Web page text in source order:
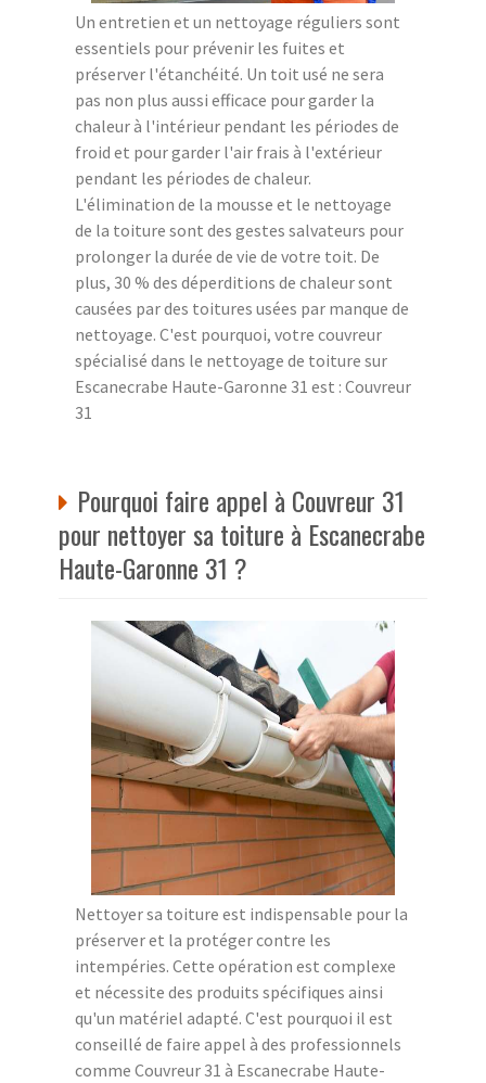
Un entretien et un nettoyage réguliers sont
essentiels pour prévenir les fuites et
préserver l'étanchéité. Un toit usé ne sera
pas non plus aussi efficace pour garder la
chaleur à l'intérieur pendant les périodes de
froid et pour garder l'air frais à l'extérieur
pendant les périodes de chaleur.
L'élimination de la mousse et le nettoyage
de la toiture sont des gestes salvateurs pour
prolonger la durée de vie de votre toit. De
plus, 30 % des déperditions de chaleur sont
causées par des toitures usées par manque de
nettoyage. C'est pourquoi, votre couvreur
spécialisé dans le nettoyage de toiture sur
Escanecrabe Haute-Garonne 31 est : Couvreur
31
Pourquoi faire appel à Couvreur 31
pour nettoyer sa toiture à Escanecrabe
Haute-Garonne 31 ?
Nettoyer sa toiture est indispensable pour la
préserver et la protéger contre les
intempéries. Cette opération est complexe
et nécessite des produits spécifiques ainsi
qu'un matériel adapté. C'est pourquoi il est
conseillé de faire appel à des professionnels
comme Couvreur 31 à Escanecrabe Haute-